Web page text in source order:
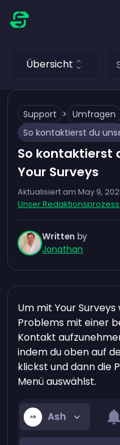
Übersicht
Support > Umfragen
So kontaktierst
Your Surveys
Aktualisiert am May 9,
Unser Redaktionsprozess
Written by
Jonathan
Um mit Your
Problems mit einer
Kontakt
indem du oben auf
klickst und dann die
Menü auswählst.